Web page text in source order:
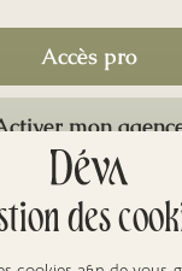
Accès pro
mon
des